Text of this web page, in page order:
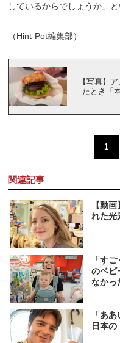
しているからでしょうか」
（Hint-Pot編集部）
【写真】
たとき「
1
関連記事
【動
れた
「す
のベビ
なかっ
「あ
日本